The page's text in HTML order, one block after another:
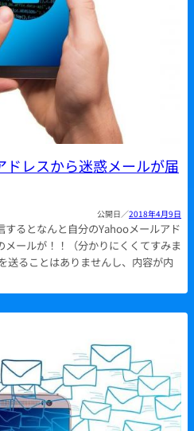
レスから迷惑メールが届
2018年4月9日
るとなんと自分のYahooメールアド
メールが！！（分かりにくくてすみま
送ることはありませんし、内容が内